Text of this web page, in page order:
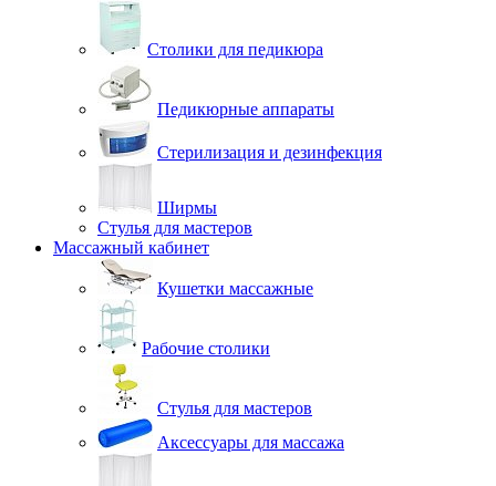
Столики для педикюра
Педикюрные аппараты
Стерилизация и дезинфекция
Ширмы
Стулья для мастеров
Массажный кабинет
Кушетки массажные
Рабочие столики
Стулья для мастеров
Аксессуары для массажа